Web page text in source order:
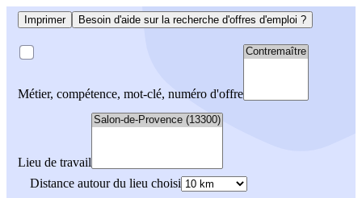
Imprimer Besoin d'aide sur la recherche d'offres d'emploi ?
Métier, compétence, mot-clé, numéro d'offre
Lieu de travail
Distance autour du lieu choisi